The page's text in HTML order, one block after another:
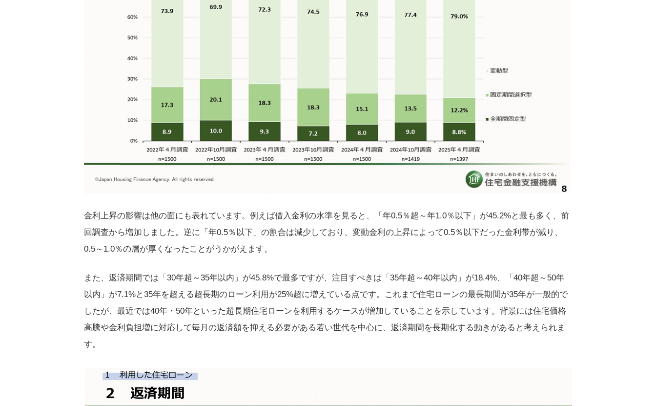
金利上昇の影響は他の面にも表れています。例えば借入金利の水準を見ると、「年0.5％超～年1.0％以下」が45.2%と最も多く、前
回調査から増加しました。逆に「年0.5％以下」の割合は減少しており、変動金利の上昇によって0.5％以下だった金利帯が減り、
0.5～1.0％の層が厚くなったことがうかがえます。
また、返済期間では「30年超～35年以内」が45.8%で最多ですが、注目すべきは「35年超～40年以内」が18.4%、「40年超～50年
以内」が7.1%と35年を超える超長期のローン利用が25%超に増えている点です。これまで住宅ローンの最長期間が35年が一般的で
したが、最近では40年・50年といった超長期住宅ローンを利用するケースが増加していることを示しています。背景には住宅価格
高騰や金利負担増に対応して毎月の返済額を抑える必要がある若い世代を中心に、返済期間を長期化する動きがあると考えられま
す。